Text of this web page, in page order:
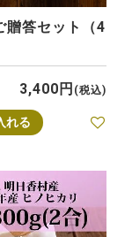
答セット（4
3,400 税込
れる